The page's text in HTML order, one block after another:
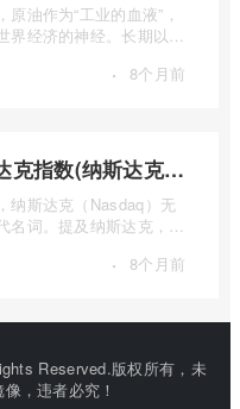
油作为“工业的血液”，
界经济的神经。长期以
· 8个月前
达克指数纳斯达克指数(纳斯达克指数与纳斯达克100的区别)
纳斯达克（Nasdaq）无
名词。提及纳斯达克，人
· 8个月前
Reserved.版权所有，未
，违者必究！